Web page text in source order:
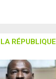
RÉPUBLIQUE